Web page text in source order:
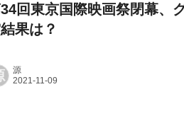
回東京国際映画祭閉幕、
果は？
源